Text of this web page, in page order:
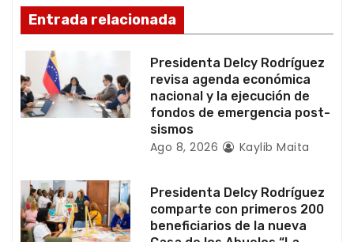
d
e
e
n
r
a
Entrada relacionada
Presidenta Delcy Rodríguez
revisa agenda económica
nacional y la ejecución de
fondos de emergencia post-
sismos
Ago 8, 2026 Kaylib Maita
Presidenta Delcy Rodríguez
comparte con primeros 200
beneficiarios de la nueva